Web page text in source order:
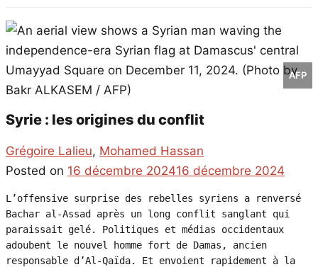
AFP
Syrie : les origines du conflit
Grégoire Lalieu, Mohamed Hassan
Posted on 16 décembre 202416 décembre 2024
L’offensive surprise des rebelles syriens a renversé
Bachar al-Assad après un long conflit sanglant qui
paraissait gelé. Politiques et médias occidentaux
adoubent le nouvel homme fort de Damas, ancien
responsable d’Al-Qaïda. Et envoient rapidement à la